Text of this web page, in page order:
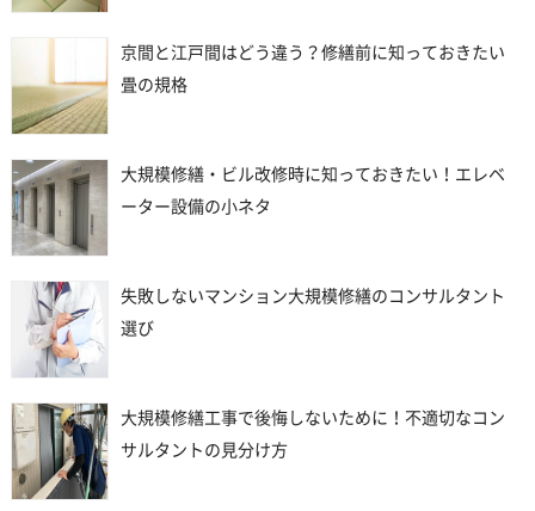
京間と江戸間はどう違う？修繕前に知っておきたい
畳の規格
大規模修繕・ビル改修時に知っておきたい！エレベ
ーター設備の小ネタ
失敗しないマンション大規模修繕のコンサルタント
選び
大規模修繕工事で後悔しないために！不適切なコン
サルタントの見分け方